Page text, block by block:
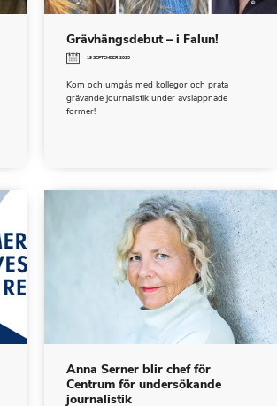
Grävhängsdebut – i Falun!
19 SEPTEMBER 2025
Kom och umgås med kollegor och prata
grävande journalistik under avslappnade
former!
Anna Serner blir chef för
Centrum för undersökande
journalistik